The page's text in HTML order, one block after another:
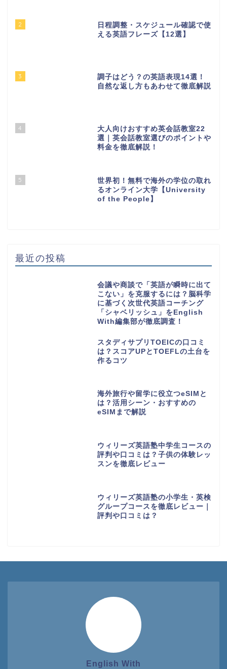
2
日程調整・スケジュール確認で使
える英語フレーズ【12選】
3
調子はどう？の英語表現14選！
自然な返し方もあわせて徹底解説
4
大人向けおすすめ英会話教室22
選｜英会話教室選びのポイントや
料金を徹底解説！
5
世界初！無料で海外の学位の取れ
るオンライン大学【University
of the People】
最近の投稿
会議や商談で「英語が瞬時に出て
こない」を克服するには？脳科学
に基づく次世代英語コーチング
「シャベリッシュ」をEnglish
With編集部が徹底調査！
スタディサプリTOEICの口コミ
は？スコアUPとTOEFLの土台を
作るコツ
海外旅行や留学に役立つeSIMと
は？活用シーン・おすすめの
eSIMまで解説
ウィリーズ英語塾中学生コースの
評判や口コミは？子供の体験レッ
スンを徹底レビュー
ウィリーズ英語塾の小学生・英検
グループコースを徹底レビュー｜
評判や口コミは？
English With